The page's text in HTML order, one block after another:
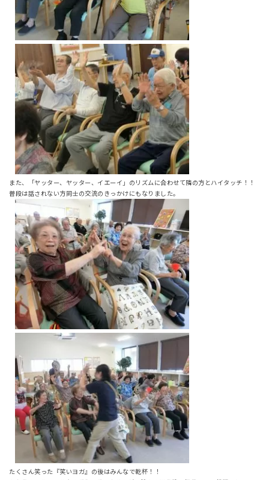
また、「ヤッター、ヤッター、イエーイ」のリズムに合わせて隣の方とハイタッチ！！
普段は話されない方同士の交流のきっかけにもなりました。
たくさん笑った『笑いヨガ』の後はみんなで乾杯！！